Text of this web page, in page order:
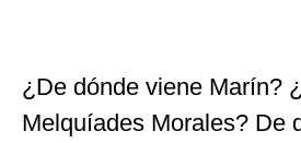
¿De dónde viene Marín?
Melquíades Morales? De